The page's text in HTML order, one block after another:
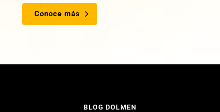
Conoce más
BLOG DOLMEN